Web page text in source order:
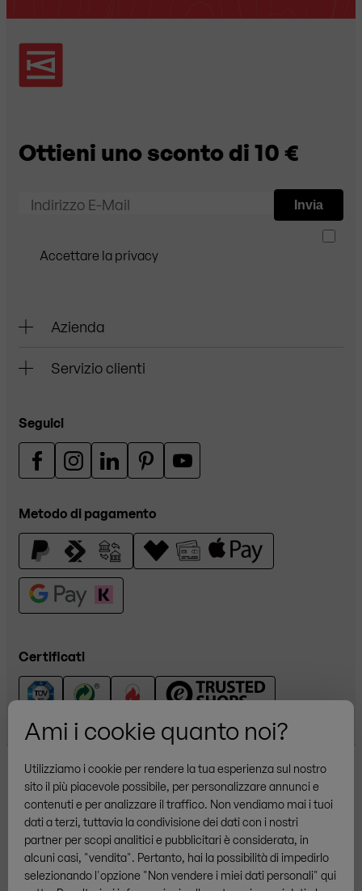
Ami i cookie quanto noi?
Utilizziamo i cookie per rendere la tua esperienza sul nostro
sito il più piacevole possibile, per personalizzare annunci e
contenuti e per analizzare il traffico. Non vendiamo mai i tuoi
dati a terzi, tuttavia la condivisione dei dati con i nostri
partner per scopi analitici e pubblicitari è considerata, in
alcuni casi, "vendita". Pertanto, hai la possibilità di impedirlo
selezionando l'opzione "Non vendere i miei dati personali" qui
Ottieni uno sconto di 10 €
Indirizzo E-Mail
Accettare la privacy
Invia
Azienda
Servizio clienti
Seguici
Metodo di pagamento
Certificati
Altri marchi